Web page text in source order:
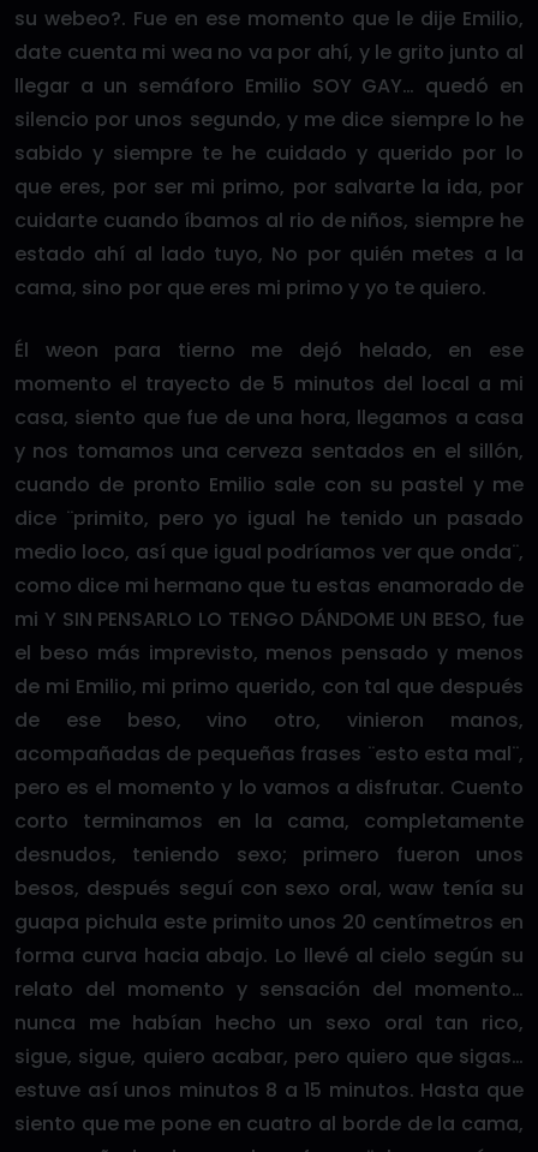
su webeo?. Fue en ese momento que le dije Emilio,
date cuenta mi wea no va por ahí, y le grito junto al
llegar a un semáforo Emilio SOY GAY… quedó en
silencio por unos segundo, y me dice siempre lo he
sabido y siempre te he cuidado y querido por lo
que eres, por ser mi primo, por salvarte la ida, por
cuidarte cuando íbamos al rio de niños, siempre he
estado ahí al lado tuyo, No por quién metes a la
cama, sino por que eres mi primo y yo te quiero.
Él weon para tierno me dejó helado, en ese
momento el trayecto de 5 minutos del local a mi
casa, siento que fue de una hora, llegamos a casa
y nos tomamos una cerveza sentados en el sillón,
cuando de pronto Emilio sale con su pastel y me
dice ¨primito, pero yo igual he tenido un pasado
medio loco, así que igual podríamos ver que onda¨,
como dice mi hermano que tu estas enamorado de
mi Y SIN PENSARLO LO TENGO DÁNDOME UN BESO, fue
el beso más imprevisto, menos pensado y menos
de mi Emilio, mi primo querido, con tal que después
de ese beso, vino otro, vinieron manos,
acompañadas de pequeñas frases ¨esto esta mal¨,
pero es el momento y lo vamos a disfrutar. Cuento
corto terminamos en la cama, completamente
desnudos, teniendo sexo; primero fueron unos
besos, después seguí con sexo oral, waw tenía su
guapa pichula este primito unos 20 centímetros en
forma curva hacia abajo. Lo llevé al cielo según su
relato del momento y sensación del momento…
nunca me habían hecho un sexo oral tan rico,
sigue, sigue, quiero acabar, pero quiero que sigas…
estuve así unos minutos 8 a 15 minutos. Hasta que
siento que me pone en cuatro al borde de la cama,